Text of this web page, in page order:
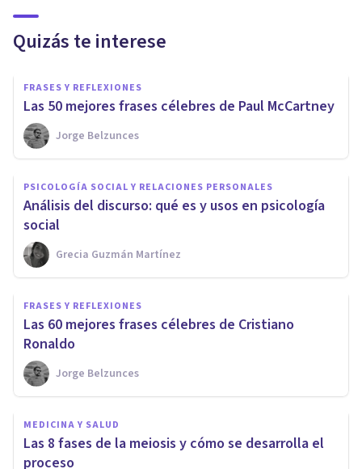
Quizás te interese
FRASES Y REFLEXIONES
Las 50 mejores frases célebres de Paul McCartney
Jorge Belzunces
PSICOLOGÍA SOCIAL Y RELACIONES PERSONALES
Análisis del discurso: qué es y usos en psicología
social
Grecia Guzmán Martínez
FRASES Y REFLEXIONES
Las 60 mejores frases célebres de Cristiano
Ronaldo
Jorge Belzunces
MEDICINA Y SALUD
Las 8 fases de la meiosis y cómo se desarrolla el
proceso